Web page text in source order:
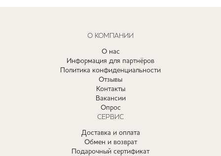
О КОМПАНИИ
О нас
Информация для партнёров
Политика конфиденциальности
Отзывы
Контакты
Вакансии
Опрос
СЕРВИС
Доставка и оплата
Обмен и возврат
Подарочный сертификат